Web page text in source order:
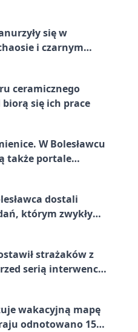
się w
i czarnym
ceramicznego
się ich prace
W Bolesławcu
także portale
dostali
którym zwykły
strażaków z
serią interwencji
wakacyjną mapę
odnotowano 155